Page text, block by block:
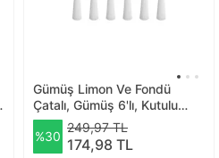
Gümüş Limon Ve Fondü
Çatalı, Gümüş 6'lı, Kutulu
Çatal Takımı
%30
249,97 TL
174,98 TL